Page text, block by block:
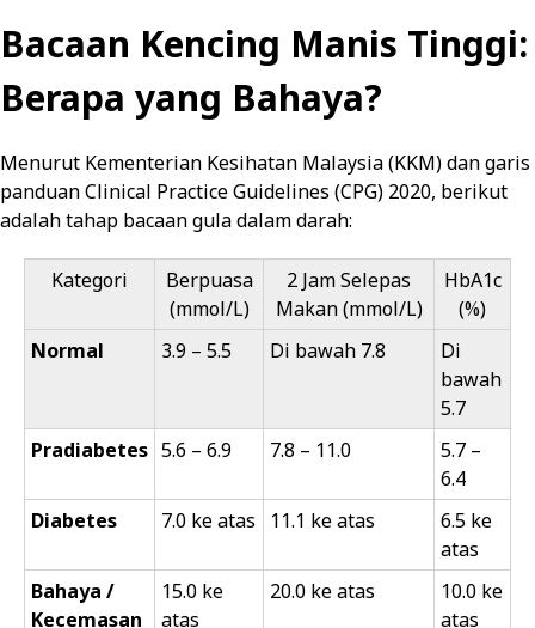
Bacaan Kencing Manis Tinggi:
Berapa yang Bahaya?
Menurut Kementerian Kesihatan Malaysia (KKM) dan garis
panduan Clinical Practice Guidelines (CPG) 2020, berikut
adalah tahap bacaan gula dalam darah:
Kategori
Berpuasa
(mmol/L)
2 Jam Selepas
Makan (mmol/L)
HbA1c
(%)
Normal
3.9 – 5.5 Di bawah 7.8
Di
bawah
5.7
Pradiabetes 5.6 – 6.9 7.8 – 11.0
5.7 –
6.4
Diabetes
7.0 ke atas 11.1 ke atas
6.5 ke
atas
Bahaya /
Kecemasan
15.0 ke
atas
20.0 ke atas
10.0 ke
atas